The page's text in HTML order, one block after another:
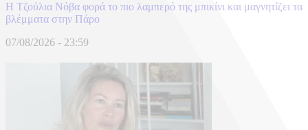
Η Τζούλια Νόβα φορά το πιο λαμπερό της μπικίνι και μαγνητίζει τα
βλέμματα στην Πάρο
07/08/2026 - 23:59